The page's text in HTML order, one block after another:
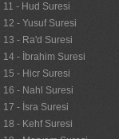
11 - Hud Suresi
12 - Yusuf Suresi
13 - Ra'd Suresi
14 - İbrahim Suresi
15 - Hicr Suresi
16 - Nahl Suresi
17 - İsra Suresi
18 - Kehf Suresi